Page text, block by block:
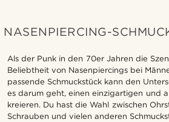
NASENPIERCING-
Als der Punk in den 70er Jahren die
Beliebtheit von Nasenpiercings bei
passende Schmuckstück kann den
es darum geht, einen einzigartigen und
kreieren. Du hast die Wahl zwischen
Schrauben und vielen anderen